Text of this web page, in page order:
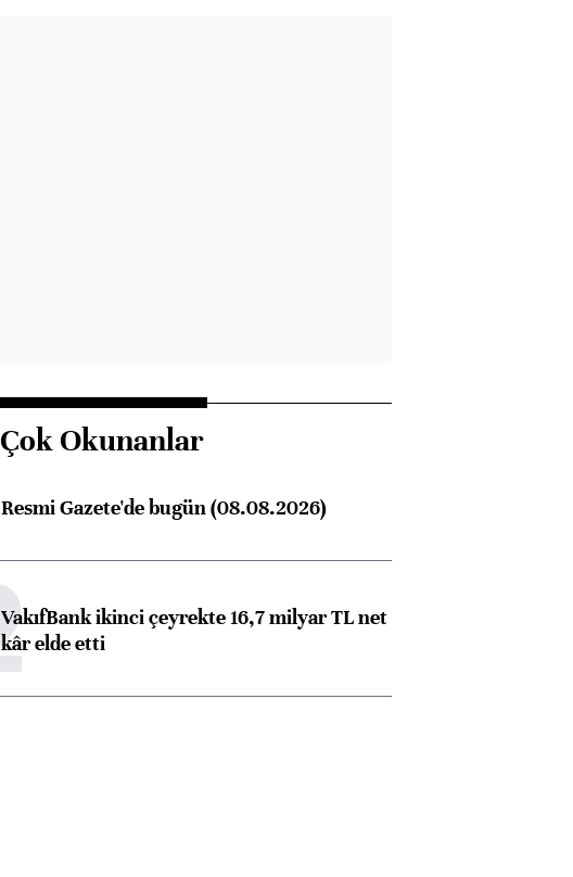
Okunanlar
Resmi Gazete'de bugün (08.08.2026)
VakıfBank ikinci çeyrekte 16,7 milyar TL net
kâr elde etti